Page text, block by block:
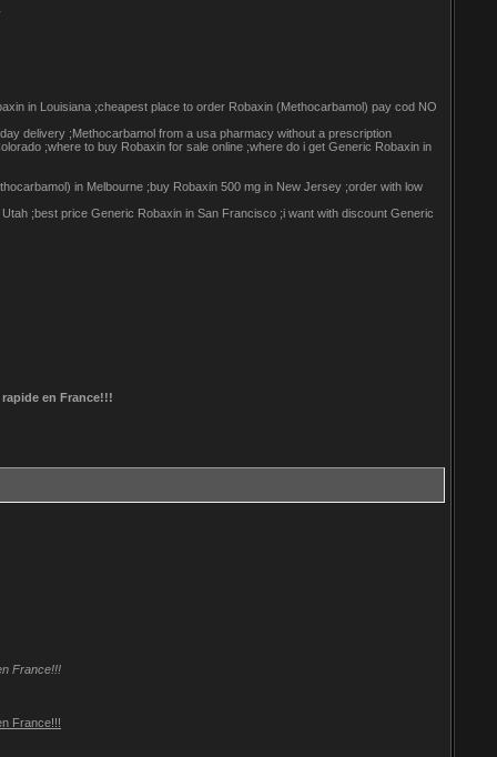
in Louisiana ;cheapest place to order Robaxin (Methocarbamol) pay cod NO
delivery ;Methocarbamol from a usa pharmacy without a prescription
;where to buy Robaxin for sale online ;where do i get Generic Robaxin in
in Melbourne ;buy Robaxin 500 mg in New Jersey ;order with low
;best price Generic Robaxin in San Francisco ;i want with discount Generic
en France!!!
France!!!
France!!!